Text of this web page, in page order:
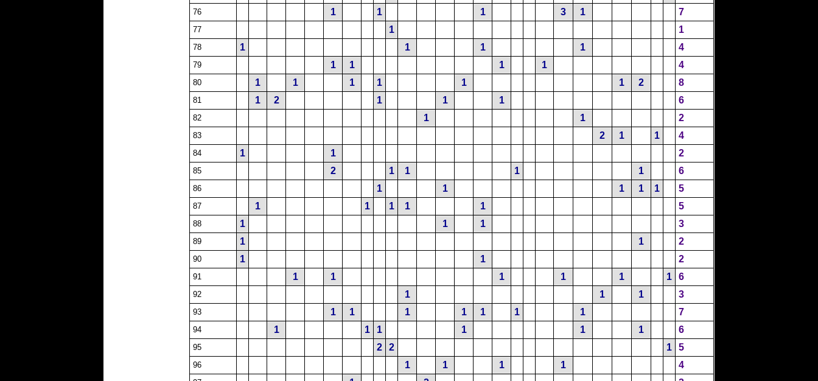
76 1 1 1 3 1 7
77 1 1
78 1 1 1 1 4
79 1 1 1 1 4
80 1 1 1 1 1 1 2 8
81 1 2 1 1 1 6
82 1 1 2
83 2 1 1 4
84 1 1 2
85 2 1 1 1 1 6
86 1 1 1 1 1 5
87 1 1 1 1 1 5
88 1 1 1 3
89 1 1 2
90 1 1 2
91 1 1 1 1 1 1 6
92 1 1 1 3
93 1 1 1 1 1 1 1 7
94 1 1 1 1 1 1 6
95 2 2 1 5
96 1 1 1 1 4